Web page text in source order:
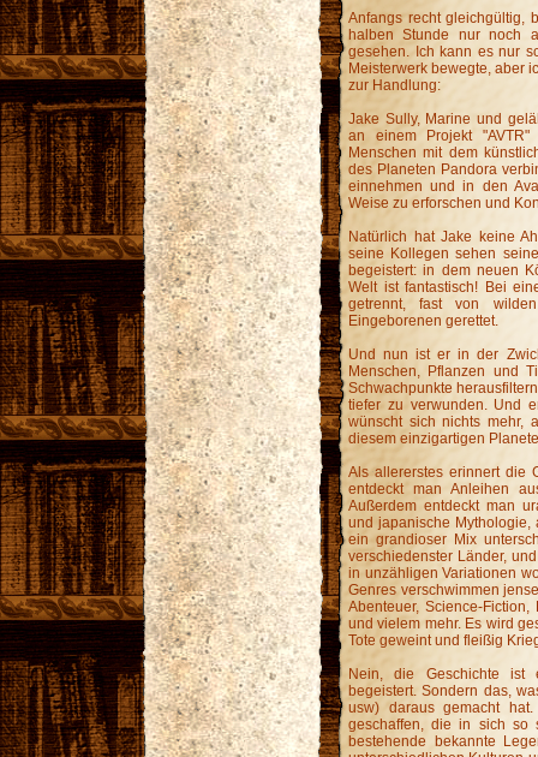
Anfangs recht gleichgültig,
halben Stunde nur noch
gesehen. Ich kann es nur
Meisterwerk bewegte, aber
zur Handlung:
Jake Sully, Marine und
an einem Projekt
Menschen mit dem
des Planeten Pandora
einnehmen und in den
Weise zu erforschen und
Natürlich hat Jake keine
seine Kollegen sehen
begeistert: in dem neuen
Welt ist fantastisch! Bei
getrennt, fast von
Eingeborenen gerettet.
Und nun ist er in der
Menschen, Pflanzen und
Schwachpunkte
tiefer zu verwunden. Und
wünscht sich nichts mehr,
diesem einzigartigen
Als allererstes erinnert die
entdeckt man Anleihen
Außerdem entdeckt man
und japanische Mythologie,
ein grandioser Mix
verschiedenster Länder,
in unzähligen Variationen
Genres verschwimmen
Abenteuer, Science-
und vielem mehr. Es wird
Tote geweint und fleißig
Nein, die Geschichte ist
begeistert. Sondern das,
usw) daraus gemacht
geschaffen, die in sich so
bestehende bekannte